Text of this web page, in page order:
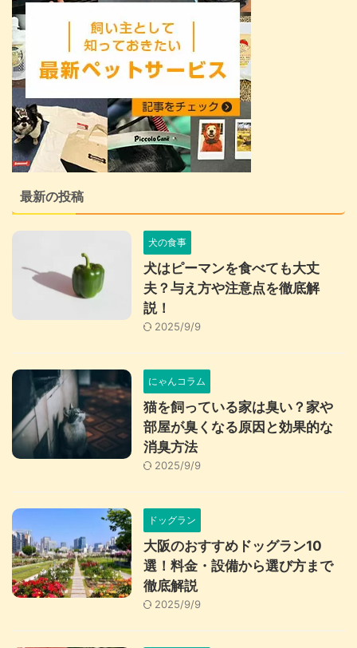
最新の投稿
犬の食事
犬はピーマンを食べても大丈
夫？与え方や注意点を徹底解
説！
2025/9/9
にゃんコラム
猫を飼っている家は臭い？家や
部屋が臭くなる原因と効果的な
消臭方法
2025/9/9
ドッグラン
大阪のおすすめドッグラン10
選！料金・設備から選び方まで
徹底解説
2025/9/9